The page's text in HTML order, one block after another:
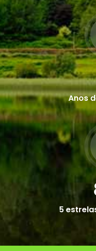
Anos
5